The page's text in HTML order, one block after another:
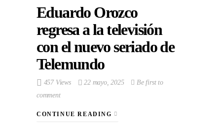
Eduardo Orozco
regresa a la televisión
con el nuevo seriado de
Telemundo
457 Views 22 mayo, 2025
Be first to
comment
CONTINUE READING